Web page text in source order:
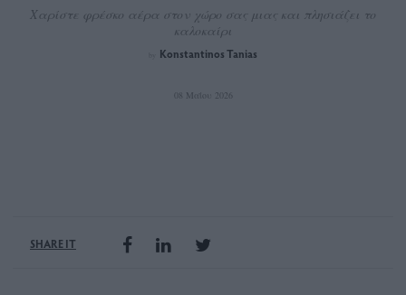
Χαρίστε φρέσκο αέρα στον χώρο σας μιας και πλησιάζει το
καλοκαίρι
Konstantinos Tanias
08 Μαΐου 2026
SHARE IT